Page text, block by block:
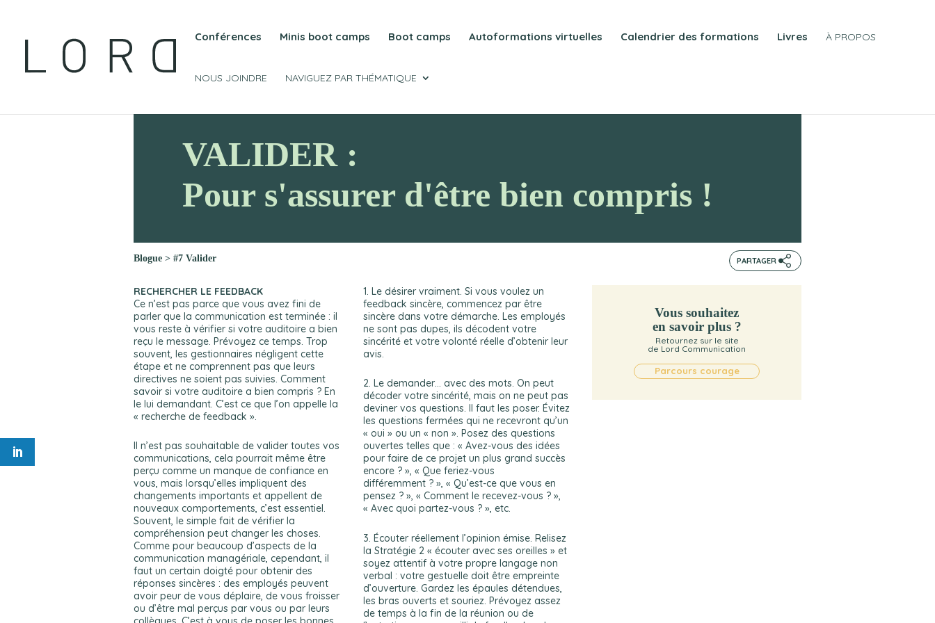
Conférences Minis boot camps Boot camps Autoformations virtuelles Calendrier des formations Livres À PROPOS
NOUS JOINDRE NAVIGUEZ PAR THÉMATIQUE
VALIDER :
Pour s'assurer d'être bien compris !
Blogue > #7 Valider PARTAGER
RECHERCHER LE FEEDBACK
Ce n’est pas parce que vous avez fini de
parler que la communication est terminée : il
vous reste à vérifier si votre auditoire a bien
reçu le message. Prévoyez ce temps. Trop
souvent, les gestionnaires négligent cette
étape et ne comprennent pas que leurs
directives ne soient pas suivies. Comment
savoir si votre auditoire a bien compris ? En
le lui demandant. C’est ce que l’on appelle la
« recherche de feedback ».
Il n’est pas souhaitable de valider toutes vos
communications, cela pourrait même être
perçu comme un manque de confiance en
vous, mais lorsqu’elles impliquent des
changements importants et appellent de
nouveaux comportements, c’est essentiel.
Souvent, le simple fait de vérifier la
compréhension peut changer les choses.
Comme pour beaucoup d’aspects de la
communication managériale, cependant, il
faut un certain doigté pour obtenir des
réponses sincères : des employés peuvent
avoir peur de vous déplaire, de vous froisser
ou d’être mal perçus par vous ou par leurs
1. Le désirer vraiment. Si vous voulez un
feedback sincère, commencez par être
sincère dans votre démarche. Les employés
ne sont pas dupes, ils décodent votre
sincérité et votre volonté réelle d’obtenir leur
avis.
2. Le demander… avec des mots. On peut
décoder votre sincérité, mais on ne peut pas
deviner vos questions. Il faut les poser. Évitez
les questions fermées qui ne recevront qu’un
« oui » ou un « non ». Posez des questions
ouvertes telles que : « Avez-vous des idées
pour faire de ce projet un plus grand succès
encore ? », « Que feriez-vous
différemment ? », « Qu’est-ce que vous en
pensez ? », « Comment le recevez-vous ? »,
« Avec quoi partez-vous ? », etc.
3. Écouter réellement l’opinion émise. Relisez
la Stratégie 2 « écouter avec ses oreilles » et
soyez attentif à votre propre langage non
verbal : votre gestuelle doit être empreinte
d’ouverture. Gardez les épaules détendues,
les bras ouverts et souriez. Prévoyez assez
de temps à la fin de la réunion ou de
Vous souhaitez
en savoir plus ?
Retournez sur le site
de Lord Communication
Parcours courage